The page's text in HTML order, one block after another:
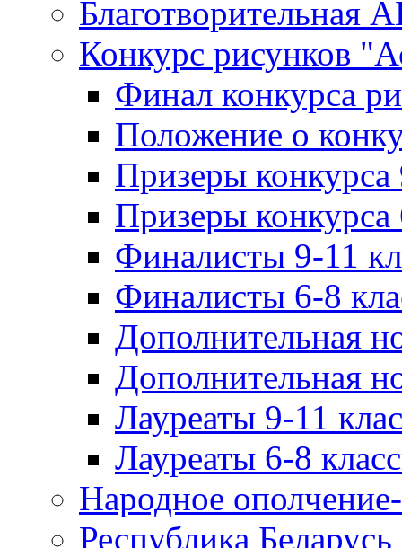
Благотворительная
Конкурс рисунков
Финал конкурса
Положение о
Призеры конкурса
Призеры конкурса
Финалисты 9-11
Финалисты 6-8
Дополнительная
Дополнительная
Лауреаты 9-11
Лауреаты 6-8
Народное
Республика